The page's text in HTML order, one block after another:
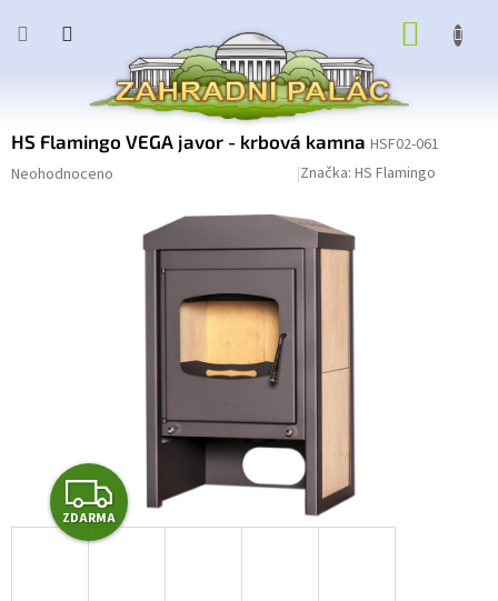
HS Flamingo VEGA javor - krbová kamna HSF02-061
Průměrné
Neohodnoceno Značka: HS Flamingo
Z
D
ZDARMA